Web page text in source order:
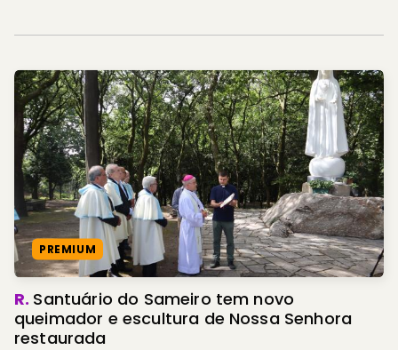
PREMIUM
R. Santuário do Sameiro tem novo
queimador e escultura de Nossa Senhora
restaurada